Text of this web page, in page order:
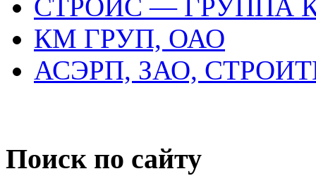
СТРОЙС — ГРУППА
КМ ГРУП, ОАО
АСЭРП, ЗАО,
Поиск по сайту